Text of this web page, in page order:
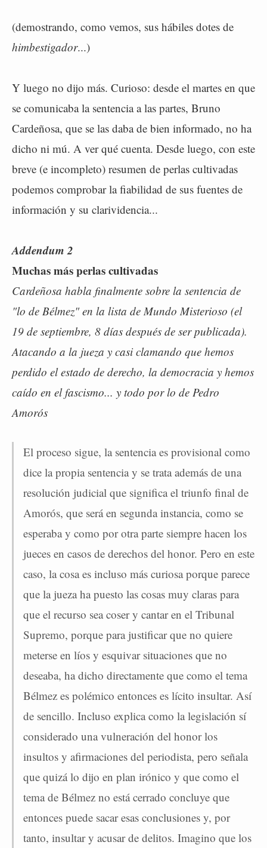
(demostrando, como vemos, sus hábiles dotes de
himbestigador...)
Y luego no dijo más. Curioso: desde el martes en que
se comunicaba la sentencia a las partes, Bruno
Cardeñosa, que se las daba de bien informado, no ha
dicho ni mú. A ver qué cuenta. Desde luego, con este
breve (e incompleto) resumen de perlas cultivadas
podemos comprobar la fiabilidad de sus fuentes de
información y su clarividencia...
Addendum 2
Muchas más perlas cultivadas
Cardeñosa habla finalmente sobre la sentencia de
"lo de Bélmez" en la lista de Mundo Misterioso (el
19 de septiembre, 8 días después de ser publicada).
Atacando a la jueza y casi clamando que hemos
perdido el estado de derecho, la democracia y hemos
caído en el fascismo... y todo por lo de Pedro
Amorós
El proceso sigue, la sentencia es provisional como
dice la propia sentencia y se trata además de una
resolución judicial que significa el triunfo final de
Amorós, que será en segunda instancia, como se
esperaba y como por otra parte siempre hacen los
jueces en casos de derechos del honor. Pero en este
caso, la cosa es incluso más curiosa porque parece
que la jueza ha puesto las cosas muy claras para
que el recurso sea coser y cantar en el Tribunal
Supremo, porque para justificar que no quiere
meterse en líos y esquivar situaciones que no
deseaba, ha dicho directamente que como el tema
Bélmez es polémico entonces es lícito insultar. Así
de sencillo. Incluso explica como la legislación sí
considerado una vulneración del honor los
insultos y afirmaciones del periodista, pero señala
que quizá lo dijo en plan irónico y que como el
tema de Bélmez no está cerrado concluye que
entonces puede sacar esas conclusiones y, por
tanto, insultar y acusar de delitos. Imagino que los